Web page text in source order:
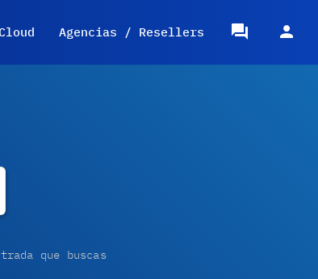
Agencias / Resellers
que buscas